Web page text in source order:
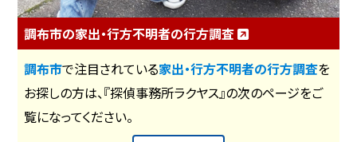
調布市の家出・行方不明者の行方調査
調布市で注目されている家出・行方不明者の行方調査を
お探しの方は、『探偵事務所ラクヤス』の次のページをご
覧になってください。